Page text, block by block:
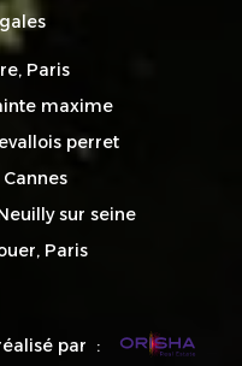
Paris
maxime
perret
sur seine
Paris
par :